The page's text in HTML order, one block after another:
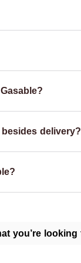
delivery?
you’re